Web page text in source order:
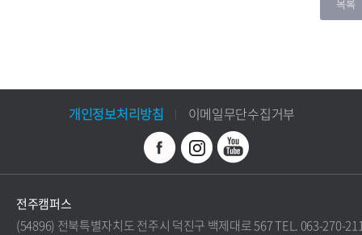
개인정보처리방침 이메일무단수집거부
전주캠퍼스
(54896) 전북특별자치도 전주시 덕진구 백제대로 567 TEL. 063-270-